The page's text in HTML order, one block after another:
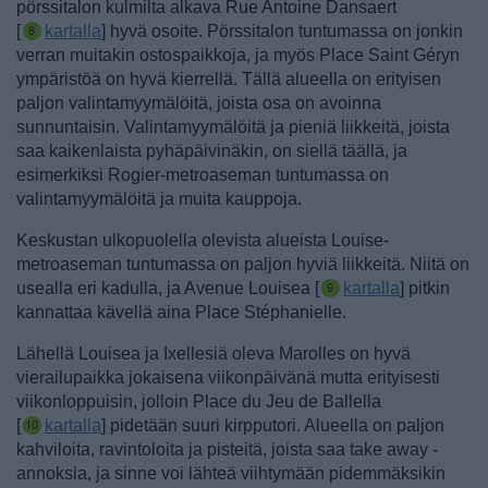
pörssitalon kulmilta alkava Rue Antoine Dansaert
[
kartalla] hyvä osoite. Pörssitalon tuntumassa on jonkin
verran muitakin ostospaikkoja, ja myös Place Saint Géryn
ympäristöä on hyvä kierrellä. Tällä alueella on erityisen
paljon valintamyymälöitä, joista osa on avoinna
sunnuntaisin. Valintamyymälöitä ja pieniä liikkeitä, joista
saa kaikenlaista pyhäpäivinäkin, on siellä täällä, ja
esimerkiksi Rogier-metroaseman tuntumassa on
valintamyymälöitä ja muita kauppoja.
Keskustan ulkopuolella olevista alueista Louise-
metroaseman tuntumassa on paljon hyviä liikkeitä. Niitä on
usealla eri kadulla, ja Avenue Louisea [
kartalla] pitkin
kannattaa kävellä aina Place Stéphanielle.
Lähellä Louisea ja Ixellesiä oleva Marolles on hyvä
vierailupaikka jokaisena viikonpäivänä mutta erityisesti
viikonloppuisin, jolloin Place du Jeu de Ballella
[
kartalla] pidetään suuri kirpputori. Alueella on paljon
kahviloita, ravintoloita ja pisteitä, joista saa take away -
annoksia, ja sinne voi lähteä viihtymään pidemmäksikin